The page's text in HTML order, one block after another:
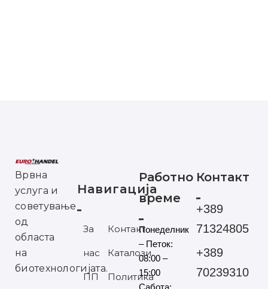
Врвна
услуга и
советување
од
областа
на
биотехнологијата.
Навигација
За
нас
ПП
Контакт
Каталози
Политика
Работно
време
Понеделник
– Петок:
08:00 –
15:00
Контакт
+389
71324805
+389
70239310